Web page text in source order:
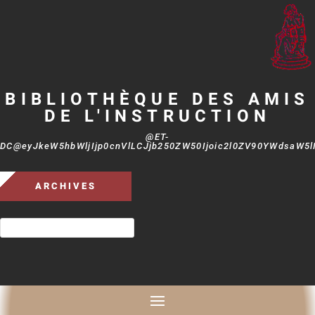
BIBLIOTHÈQUE DES AMIS
DE L'INSTRUCTION
@ET-
ARCHIVES